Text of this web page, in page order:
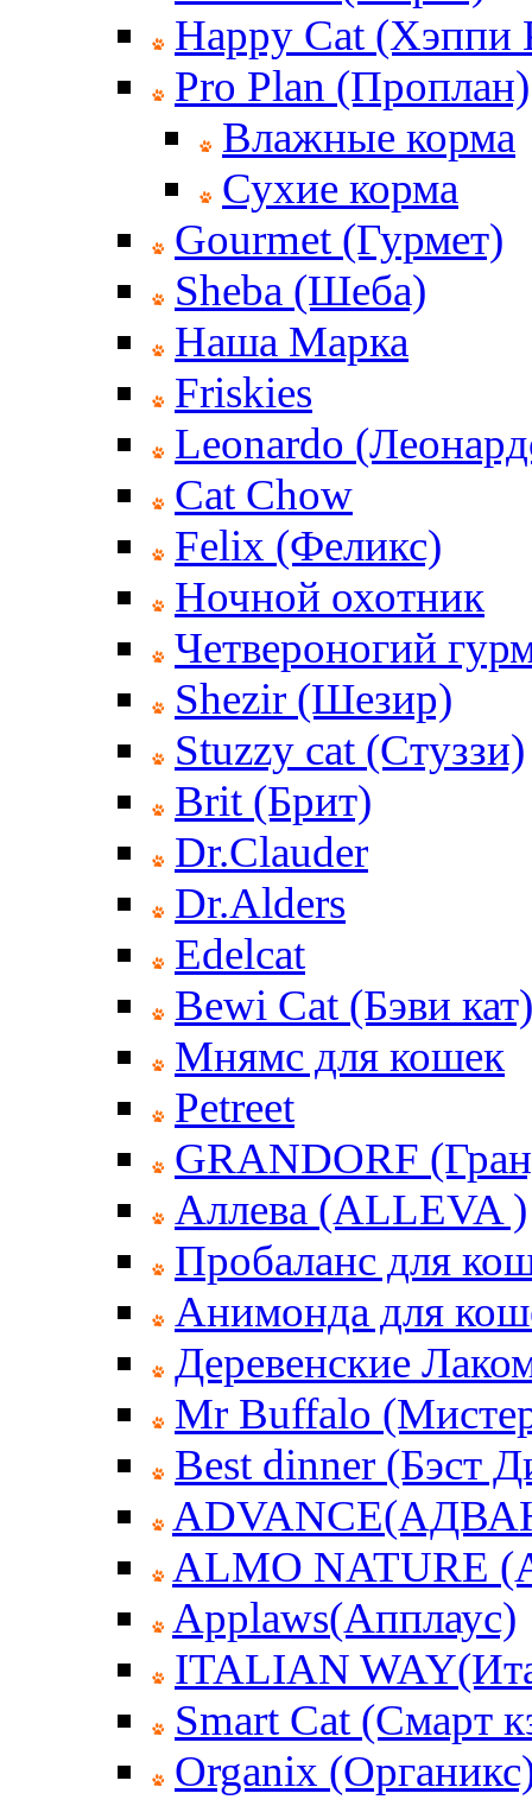
Happy Cat (Хэппи
Pro Plan (Проплан)
Влажные корма
Сухие корма
Gourmet (Гурмет)
Sheba (Шеба)
Наша Марка
Friskies
Leonardo
Cat Chow
Felix (Феликс)
Ночной охотник
Четвероногий
Shezir (Шезир)
Stuzzy cat (Стуззи)
Brit (Брит)
Dr.Clauder
Dr.Alders
Edelcat
Bewi Cat (Бэви кат)
Мнямс для кошек
Petreet
GRANDORF
Аллева (ALLEVA )
Пробаланс для
Анимонда для
Деревенские
Mr Buffalo
Best dinner (Бэст
ALMO
Applaws(Апплаус)
ITALIAN
Smart Cat (Смарт
Organix